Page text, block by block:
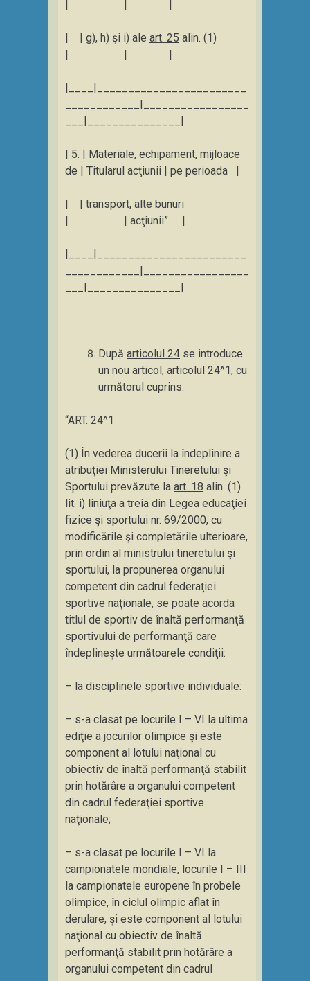
| | |
| | g), h) şi i) ale art. 25 alin. (1)
| | |
|____|________________________
____________|_________________
___|_______________|
| 5. | Materiale, echipament, mijloace
de | Titularul acţiunii | pe perioada |
| | transport, alte bunuri
| | acţiunii” |
|____|________________________
____________|_________________
___|_______________|
După articolul 24 se introduce
un nou articol, articolul 24^1, cu
următorul cuprins:
“ART. 24^1
(1) În vederea ducerii la îndeplinire a
atribuţiei Ministerului Tineretului şi
Sportului prevăzute la art. 18 alin. (1)
lit. i) liniuţa a treia din Legea educaţiei
fizice şi sportului nr. 69/2000, cu
modificările şi completările ulterioare,
prin ordin al ministrului tineretului şi
sportului, la propunerea organului
competent din cadrul federaţiei
sportive naţionale, se poate acorda
titlul de sportiv de înaltă performanţă
sportivului de performanţă care
îndeplineşte următoarele condiţii:
– la disciplinele sportive individuale:
– s-a clasat pe locurile I – VI la ultima
ediţie a jocurilor olimpice şi este
component al lotului naţional cu
obiectiv de înaltă performanţă stabilit
prin hotărâre a organului competent
din cadrul federaţiei sportive
naţionale;
– s-a clasat pe locurile I – VI la
campionatele mondiale, locurile I – III
la campionatele europene în probele
olimpice, în ciclul olimpic aflat în
derulare, şi este component al lotului
naţional cu obiectiv de înaltă
performanţă stabilit prin hotărâre a
organului competent din cadrul